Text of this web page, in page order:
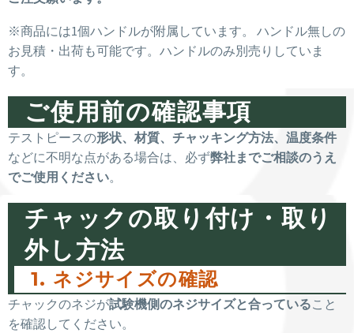
※商品には1個ハンドルが附属しています。 ハンドル無しの
お見積・出荷も可能です。ハンドルのみ別売りしていま
す。
ご使用前の確認事項
テストピースの形状、材質、チャッキング方法、温度条件
などに不明な点がある場合は、必ず弊社までご相談のうえ
でご使用ください。
チャックの取り付け・取り
外し方法
1. ネジサイズの確認
チャックのネジが試験機側のネジサイズと合っていること
を確認してください。